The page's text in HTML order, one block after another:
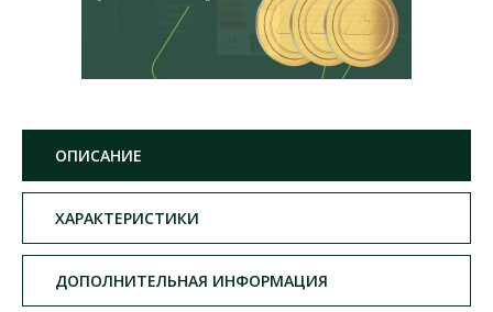
ОПИСАНИЕ
ХАРАКТЕРИСТИКИ
ДОПОЛНИТЕЛЬНАЯ ИНФОРМАЦИЯ